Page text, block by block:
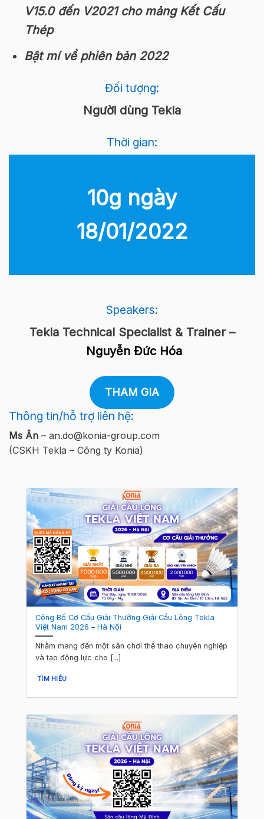
V15.0 đến V2021 cho mảng Kết Cấu
Thép
Bật mí về phiên bản 2022
Đối tượng:
Người dùng Tekla
Thời gian:
10g ngày
18/01/2022
Speakers:
Tekla Technical Specialist & Trainer –
Nguyễn Đức Hóa
THAM GIA
Thông tin/hỗ trợ liên hệ:
Ms Ân – an.do@konia-group.com
(CSKH Tekla – Công ty Konia)
Công Bố Cơ Cấu Giải Thưởng Giải Cầu Lông Tekla
Việt Nam 2026 – Hà Nội
Nhằm mang đến một sân chơi thể thao chuyên nghiệp
và tạo động lực cho [...]
TÌM HIỂU